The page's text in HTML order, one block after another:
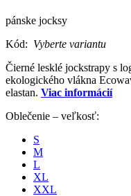
pánske jocksy
Kód: Vyberte variantu
Čierné lesklé jockstrapy s
ekologického vlákna
elastan. Viac informácií
Oblečenie – veľkosť:
S
M
L
XL
XXL